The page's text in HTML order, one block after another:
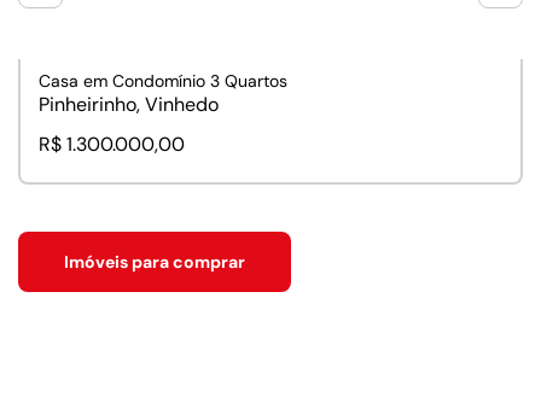
Casa em Condomínio 3 Quartos
Pinheirinho, Vinhedo
R$ 1.300.000,00
Imóveis para comprar